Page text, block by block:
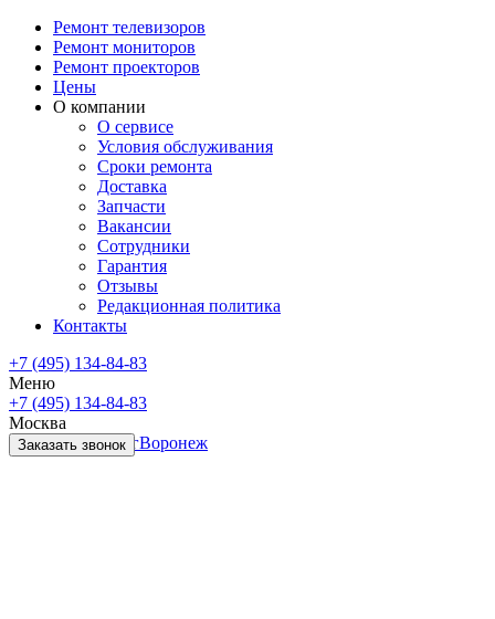
Ремонт телевизоров
Ремонт мониторов
Ремонт проекторов
Цены
О компании
О сервисе
Условия обслуживания
Сроки ремонта
Доставка
Запчасти
Вакансии
Сотрудники
Гарантия
Отзывы
Редакционная политика
Контакты
+7 (495) 134-84-83
Меню
+7 (495) 134-84-83
Москва
Санкт-ПетербургВоронеж
Заказать звонок